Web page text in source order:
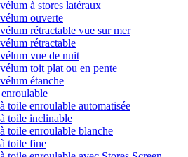
à stores latéraux
ouverte
rétractable vue sur mer
rétractable
vue de nuit
toit plat ou en pente
étanche
toile enroulable automatisée
toile inclinable
toile enroulable blanche
toile fine